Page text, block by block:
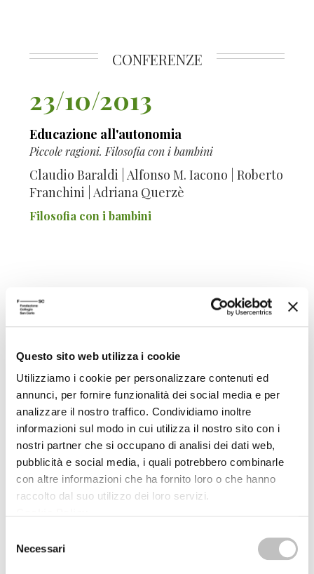
Questo sito web utilizza i cookie
Utilizziamo i cookie per personalizzare contenuti ed
annunci, per fornire funzionalità dei social media e per
analizzare il nostro traffico. Condividiamo inoltre
informazioni sul modo in cui utilizza il nostro sito con i
nostri partner che si occupano di analisi dei dati web,
pubblicità e social media, i quali potrebbero combinarle
con altre informazioni che ha fornito loro o che hanno
raccolto dal suo utilizzo dei loro servizi.
delNecessari
CONFERENZE
23/10/2013
Educazione all'autonomia
Piccole ragioni. Filosofia con i bambini
Claudio Baraldi | Alfonso M. Iacono | Roberto
Franchini | Adriana Querzè
Filosofia con i bambini
08/04/2011
I fondamenti dell'ordine sociale
Claudio Baraldi
Centro Culturale